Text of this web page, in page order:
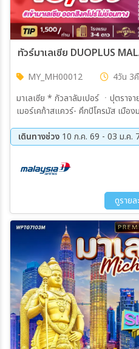
MY_MH00012 4วัน 3
มาเลเซีย * กัวลาลัมเปอร์ ㆍปุตราจ
เมอร์เคก้าสแควร์- คึกปิโครมัส เมือง
MarinaBaySand + ชมการแสดงโ
ชมวัดพระเขี้ยวแก้วㆍGARDEN
เดินทางช่วง 10 ก.ค. 69 - 03 ม.ค.
20 พ.ย. 69 - 23 พ.ย. 69
30 ธ.ค. 69 - 02 ม.ค. 70
ดูรายล